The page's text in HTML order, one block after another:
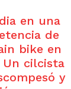
en una
de
bike en
Un cilcista
y